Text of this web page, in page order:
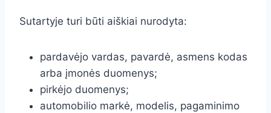
Sutartyje turi būti aiškiai nurodyta:
pardavėjo vardas, pavardė, asmens kodas
arba įmonės duomenys;
pirkėjo duomenys;
automobilio markė, modelis, pagaminimo